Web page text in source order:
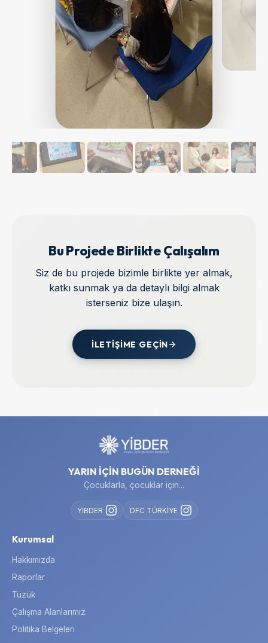
Bu Projede Birlikte Çalışalım
Siz de bu projede bizimle birlikte yer almak,
katkı sunmak ya da detaylı bilgi almak
isterseniz bize ulaşın.
İLETIŞIME GEÇIN
YARIN İÇİN BUGÜN DERNEĞİ
Çocuklarla, çocuklar için...
YİBDER DFC TÜRKİYE
Kurumsal
Hakkımızda
Raporlar
Tüzük
Çalışma Alanlarımız
Politika Belgeleri